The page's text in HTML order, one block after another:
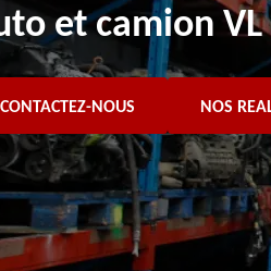
et camion VL
CONTACTEZ-NOUS NOS